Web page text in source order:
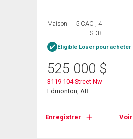
Maison
5 CAC , 4
SDB
Éligible Louer pour acheter
525 000 $
3119 104 Street Nw
Edmonton, AB
Enregistrer Voir